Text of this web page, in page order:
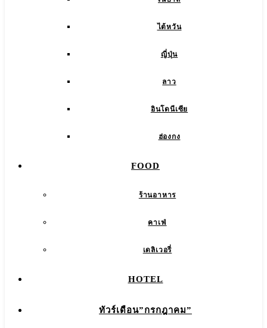
ไต้หวัน
ญี่ปุ่น
ลาว
อินโดนีเซีย
ฮ่องกง
FOOD
ร้านอาหาร
คาเฟ่
เดลิเวอรี่
HOTEL
ทัวร์เดือน”กรกฎาคม”